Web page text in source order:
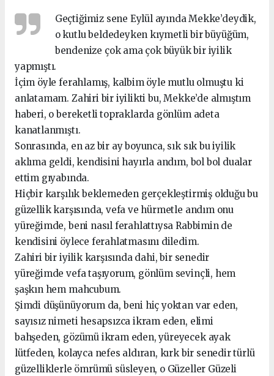
Geçtiğimiz sene Eylül ayında Mekke’deydik,
o kutlu beldedeyken kıymetli bir büyüğüm,
bendenize çok ama çok büyük bir iyilik
yapmıştı.
İçim öyle ferahlamış, kalbim öyle mutlu olmuştu ki
anlatamam. Zahiri bir iyilikti bu, Mekke’de almıştım
haberi, o bereketli topraklarda gönlüm adeta
kanatlanmıştı.
Sonrasında, en az bir ay boyunca, sık sık bu iyilik
aklıma geldi, kendisini hayırla andım, bol bol dualar
ettim gıyabında.
Hiçbir karşılık beklemeden gerçekleştirmiş olduğu bu
güzellik karşısında, vefa ve hürmetle andım onu
yüreğimde, beni nasıl ferahlattıysa Rabbimin de
kendisini öylece ferahlatmasını diledim.
Zahiri bir iyilik karşısında dahi, bir senedir
yüreğimde vefa taşıyorum, gönlüm sevinçli, hem
şaşkın hem mahcubum.
Şimdi düşünüyorum da, beni hiç yoktan var eden,
sayısız nimeti hesapsızca ikram eden, elimi
bahşeden, gözümü ikram eden, yüreyecek ayak
lütfeden, kolayca nefes aldıran, kırk bir senedir türlü
güzelliklerle ömrümü süsleyen, o Güzeller Güzeli